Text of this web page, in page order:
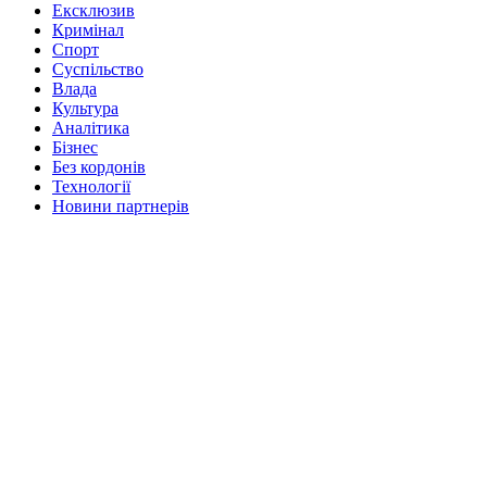
Ексклюзив
Кримінал
Спорт
Суспільство
Влада
Культура
Аналітика
Бізнес
Без кордонів
Технології
Новини партнерів